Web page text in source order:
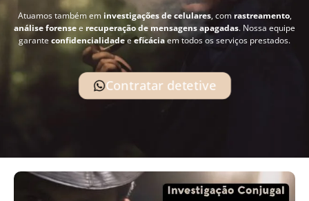
Atuamos também em investigações de celulares, com rastreamento,
análise forensee recuperação de mensagens apagadas. Nossa equipe
garante confidencialidadeeeficáciaem todos os serviços prestados.
Contratar detetive